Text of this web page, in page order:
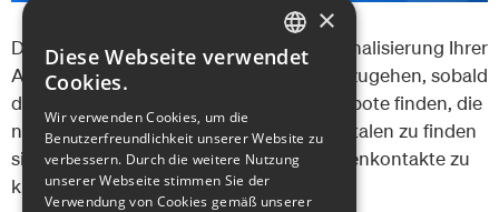
Durch den Einsatz dieser Tools zur Rationalisierung Ihrer
Arbeit können Sie auf private Verkäufer zugehen, sobald
diese auf den Markt kommen, und Angebote finden, die
nicht auf herkömmlichen Immobilienportalen zu finden
sind, was Ihre Chancen erhöht, Immobilienkontakte zu
knüpfen und Ihr Portfolio zu erweitern.
ENGLISH
FRENCH
PORTUGUESE
×
Diese Webseite verwendet
Cookies.
Wir verwenden Cookies, um die
Benutzerfreundlichkeit unserer Website zu
verbessern. Durch die weitere Nutzung
unserer Webseite stimmen Sie der
Verwendung von Cookies gemäß unserer